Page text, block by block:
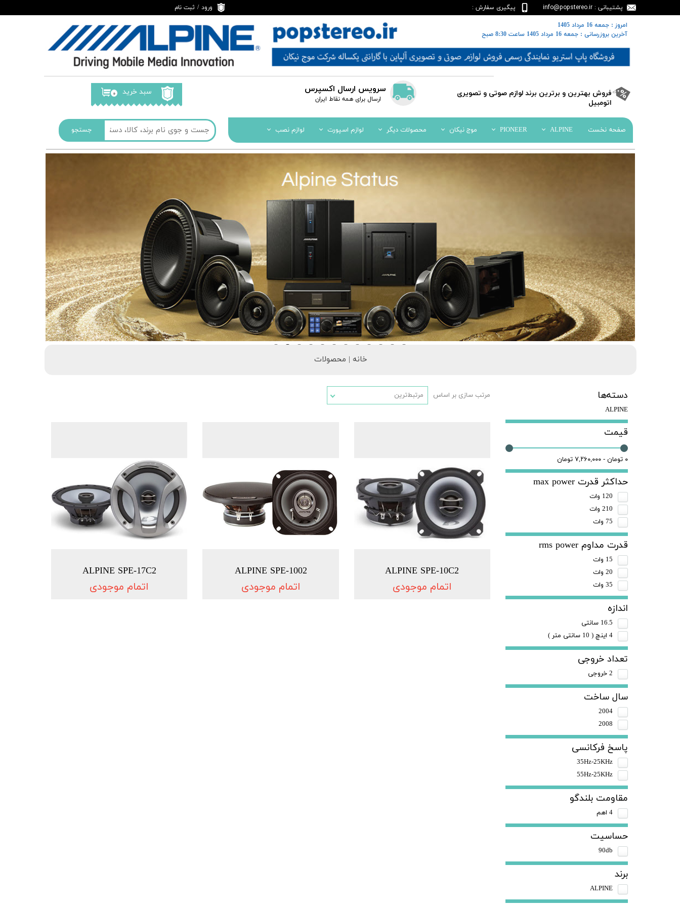
جستجو
سرویس ارسال اکسپرس
​​ارسال برای همه نقاط ایران
پشتیبانی : info@popstereo.ir
پیگیری سفارش :
02188457837
ورود / ثبت نام
تغییر گذر واژه
سفارشات
خروج از حساب
۰ سبد خرید
​فروش بهترین و برترین برند لوازم صوتی و تصویری
اتومبیل​​​​​​​
صفحه نخست ALPINE
چنجر ALPINE
ساب ووفر ALPINE
کامپوننت ALPINE
اسپیکر ALPINE
PIONEER موج نیکان محصولات دیگر لوازم اسپورت لوازم نصب
​​امروز : جمعه 16 مرداد 1405
​​​​​​​آخرین بروزرسانی : جمعه 16 مرداد 1405 ساعت 8:30 صبح
خانه | محصولات
دسته‌ها
ALPINE
قیمت
۰ تومان - ۷,۲۶۰,۰۰۰ تومان
حداکثر قدرت max power
120 وات
210 وات
75 وات
قدرت مداوم rms power
15 وات
20 وات
35 وات
اندازه
16.5 سانتی
4 اینچ ( 10 سانتی متر )
تعداد خروجی
2 خروجی
سال ساخت
2004
2008
پاسخ فرکانسی
35Hz-25KHz
55Hz-25KHz
مقاومت بلندگو
4 اهم
حساسیت
90db
برند
ALPINE
مرتب سازی بر اساس مرتبط‌ترین
ALPINE SPE-10C2
اتمام موجودی
ALPINE SPE-1002
اتمام موجودی
ALPINE SPE-17C2
اتمام موجودی